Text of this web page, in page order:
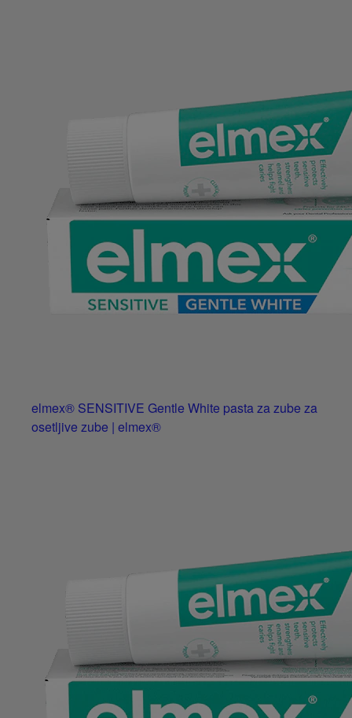
elmex® SENSITIVE Gentle White pasta za zube za
osetljive zube | elmex®